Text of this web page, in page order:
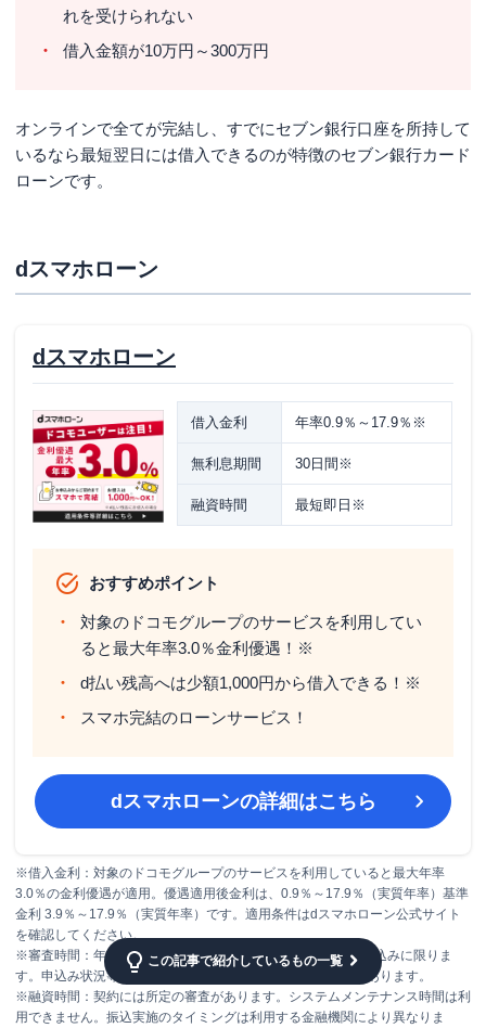
れを受けられない
借入金額が10万円～300万円
オンラインで全てが完結し、すでにセブン銀行口座を所持して
いるなら最短翌日には借入できるのが特徴のセブン銀行カード
ローンです。
dスマホローン
dスマホローン
借入金利 年率0.9％～17.9％※
無利息期間 30日間※
融資時間 最短即日※
おすすめポイント
対象のドコモグループのサービスを利用してい
ると最大年率3.0％金利優遇！※
d払い残高へは少額1,000円から借入できる！※
スマホ完結のローンサービス！
dスマホローンの詳細はこちら
※借入金利：対象のドコモグループのサービスを利用していると最大年率
3.0％の金利優遇が適用。優遇適用後金利は、0.9％～17.9％（実質年率）基準
金利 3.9％～17.9％（実質年率）です。適用条件はdスマホローン公式サイト
を確認してください。
※審査時間：年末年始を除く。最短即日審査は17:00までの申込みに限りま
す。申込み状況等により、翌営業日以降の審査となる場合があります。
※融資時間：契約には所定の審査があります。システムメンテナンス時間は利
用できません。振込実施のタイミングは利用する金融機関により異なりま
この記事で紹介しているもの一覧